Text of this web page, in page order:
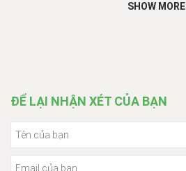
SHOW MORE
ĐỂ LẠI NHẬN XÉT CỦA BẠN